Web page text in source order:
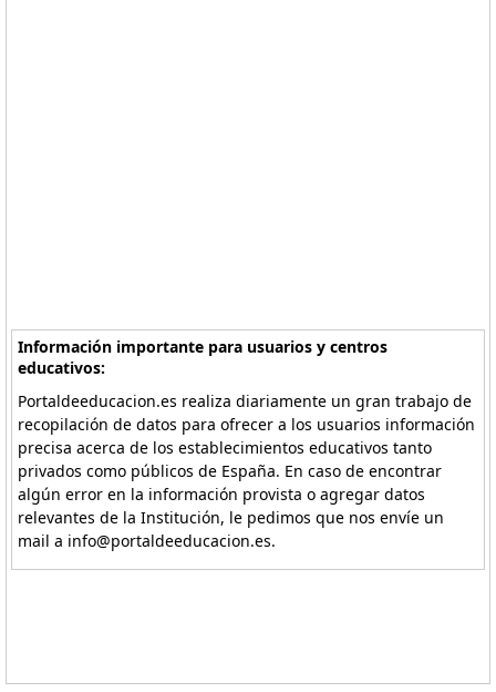
Información importante para usuarios y centros
educativos:
Portaldeeducacion.es realiza diariamente un gran trabajo de
recopilación de datos para ofrecer a los usuarios información
precisa acerca de los establecimientos educativos tanto
privados como públicos de España. En caso de encontrar
algún error en la información provista o agregar datos
relevantes de la Institución, le pedimos que nos envíe un
mail a info@portaldeeducacion.es.